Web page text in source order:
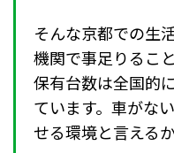
そんな京都での生
機関で事足りるこ
保有台数は全国的
ています。車がな
せる環境と言える